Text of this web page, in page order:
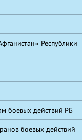
Республики
боевых действий РБ
боевых действий